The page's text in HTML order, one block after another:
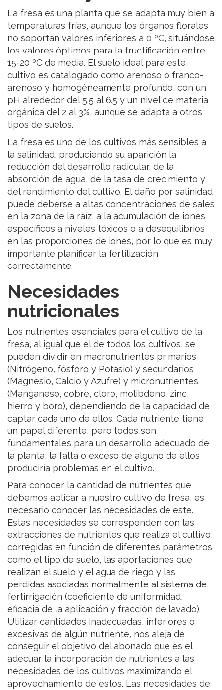
La fresa es una planta que se adapta muy bien a
temperaturas frías, aunque los órganos florales
no soportan valores inferiores a 0 ºC, situándose
los valores óptimos para la fructificación entre
15-20 ºC de media. El suelo ideal para este
cultivo es catalogado como arenoso o franco-
arenoso y homogéneamente profundo, con un
pH alrededor del 5.5 al 6.5 y un nivel de materia
orgánica del 2 al 3%, aunque se adapta a otros
tipos de suelos.
La fresa es uno de los cultivos más sensibles a
la salinidad, produciendo su aparición la
reducción del desarrollo radicular, de la
absorción de agua, de la tasa de crecimiento y
del rendimiento del cultivo. El daño por salinidad
puede deberse a altas concentraciones de sales
en la zona de la raíz, a la acumulación de iones
específicos a niveles tóxicos o a desequilibrios
en las proporciones de iones, por lo que es muy
importante planificar la fertilización
correctamente.
Necesidades
nutricionales
Los nutrientes esenciales para el cultivo de la
fresa, al igual que el de todos los cultivos, se
pueden dividir en macronutrientes primarios
(Nitrógeno, fósforo y Potasio) y secundarios
(Magnesio, Calcio y Azufre) y micronutrientes
(Manganeso, cobre, cloro, molibdeno, zinc,
hierro y boro), dependiendo de la capacidad de
captar cada uno de ellos. Cada nutriente tiene
un papel diferente, pero todos son
fundamentales para un desarrollo adecuado de
la planta, la falta o exceso de alguno de ellos
produciría problemas en el cultivo.
Para conocer la cantidad de nutrientes que
debemos aplicar a nuestro cultivo de fresa, es
necesario conocer las necesidades de este.
Estas necesidades se corresponden con las
extracciones de nutrientes que realiza el cultivo,
corregidas en función de diferentes parámetros
como el tipo de suelo, las aportaciones que
realizan el suelo y el agua de riego y las
perdidas asociadas normalmente al sistema de
fertirrigación (coeficiente de uniformidad,
eficacia de la aplicación y fracción de lavado).
Utilizar cantidades inadecuadas, inferiores o
excesivas de algún nutriente, nos aleja de
conseguir el objetivo del abonado que es el
adecuar la incorporación de nutrientes a las
necesidades de los cultivos maximizando el
aprovechamiento de estos. Las necesidades de